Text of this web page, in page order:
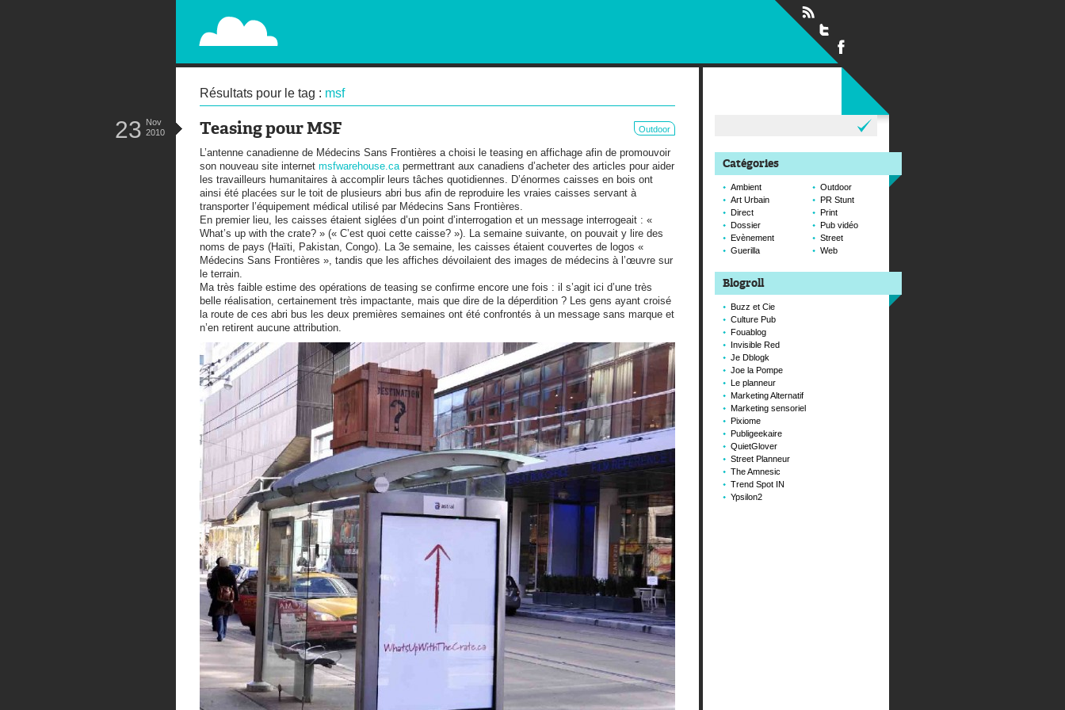
PAPERPLANE
STREET, AMBIENT, GUÉRILLA MARKETING AND OUT OF HOME
Résultats pour le tag : msf
Teasing pour MSF Outdoor
23 Nov
2010
L’antenne canadienne de Médecins Sans Frontières a choisi le teasing en affichage afin de promouvoir
son nouveau site internet msfwarehouse.ca permettrant aux canadiens d’acheter des articles pour aider
les travailleurs humanitaires à accomplir leurs tâches quotidiennes. D’énormes caisses en bois ont
ainsi été placées sur le toit de plusieurs abri bus afin de reproduire les vraies caisses servant à
transporter l’équipement médical utilisé par Médecins Sans Frontières.
En premier lieu, les caisses étaient siglées d’un point d’interrogation et un message interrogeait : «
What’s up with the crate? » (« C’est quoi cette caisse? »). La semaine suivante, on pouvait y lire des
noms de pays (Haïti, Pakistan, Congo). La 3e semaine, les caisses étaient couvertes de logos «
Médecins Sans Frontières », tandis que les affiches dévoilaient des images de médecins à l’œuvre sur
le terrain.
Ma très faible estime des opérations de teasing se confirme encore une fois : il s’agit ici d’une très
belle réalisation, certainement très impactante, mais que dire de la déperdition ? Les gens ayant croisé
la route de ces abri bus les deux premières semaines ont été confrontés à un message sans marque et
n’en retirent aucune attribution.
Catégories
Ambient
Art Urbain
Direct
Dossier
Evènement
Guerilla
Outdoor
PR Stunt
Print
Pub vidéo
Street
Web
Blogroll
Buzz et Cie
Culture Pub
Fouablog
Invisible Red
Je Dblogk
Joe la Pompe
Le planneur
Marketing Alternatif
Marketing sensoriel
Pixiome
Publigeekaire
QuietGlover
Street Planneur
The Amnesic
Trend Spot IN
Ypsilon2